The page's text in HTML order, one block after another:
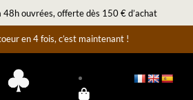
48h ouvrées, offerte dès 150 € d’achat
en 4 fois, c’est maintenant !